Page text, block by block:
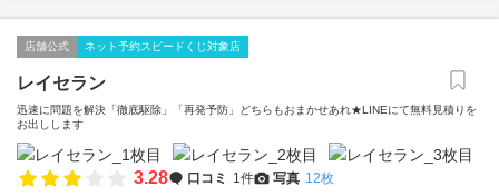
店舗公式 ネット予約スピードくじ対象店
レイセラン
迅速に問題を解決「徹底駆除」「再発予防」どちらもおまかせあれ★LINEにて無料見積りを
お出しします
3.28 口コミ 1件 写真 12枚